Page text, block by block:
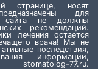
странице, носят
для
сайта не должны
рекомендаций.
лечения остается
врача! Мы не
последствия,
информации,
77.ru.